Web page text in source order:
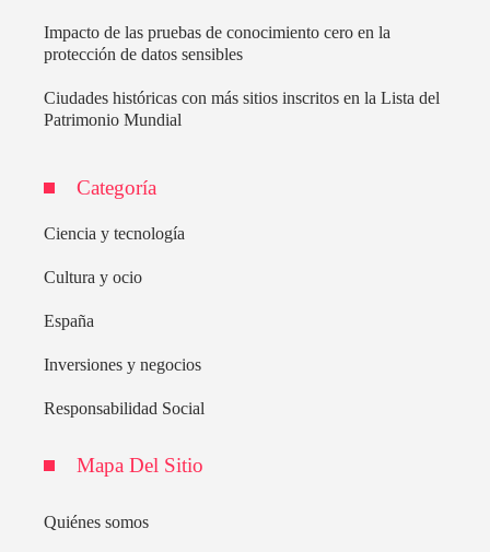
Impacto de las pruebas de conocimiento cero en la
protección de datos sensibles
Ciudades históricas con más sitios inscritos en la Lista del
Patrimonio Mundial
Categoría
Ciencia y tecnología
Cultura y ocio
España
Inversiones y negocios
Responsabilidad Social
Mapa Del Sitio
Quiénes somos